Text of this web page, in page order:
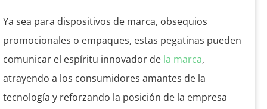
Ya sea para dispositivos de marca, obsequios
promocionales o empaques, estas pegatinas pueden
comunicar el espíritu innovador de la marca,
atrayendo a los consumidores amantes de la
tecnología y reforzando la posición de la empresa